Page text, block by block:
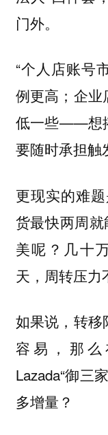
门外。
“个人店账号
例更高；企业
低一些——想
要随时承担触
更现实的难
货最快两周就
美呢？几十
天，周转压力
如果说，转移
容易，那么
Lazada“御三
多增量？